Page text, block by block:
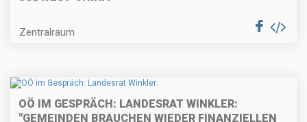
Zentralraum
OÖ IM GESPRÄCH: LANDESRAT WINKLER:
"GEMEINDEN BRAUCHEN WIEDER FINANZIELLEN